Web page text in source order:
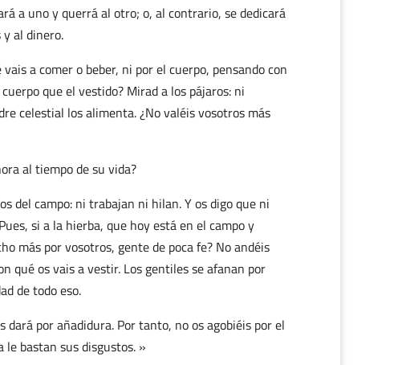
a uno y querrá al otro; o, al contrario, se dedicará
y al dinero.
a comer o beber, ni por el cuerpo, pensando con
que el vestido? Mirad a los pájaros: ni
celestial los alimenta. ¿No valéis vosotros más
al tiempo de su vida?
del campo: ni trabajan ni hilan. Y os digo que ni
si a la hierba, que hoy está en el campo y
más por vosotros, gente de poca fe? No andéis
qué os vais a vestir. Los gentiles se afanan por
de todo eso.
por añadidura. Por tanto, no os agobiéis por el
le bastan sus disgustos. »